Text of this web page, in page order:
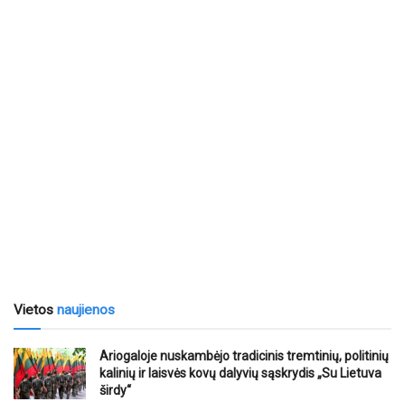
Vietos naujienos
Ariogaloje nuskambėjo tradicinis tremtinių, politinių
kalinių ir laisvės kovų dalyvių sąskrydis „Su Lietuva
širdy“